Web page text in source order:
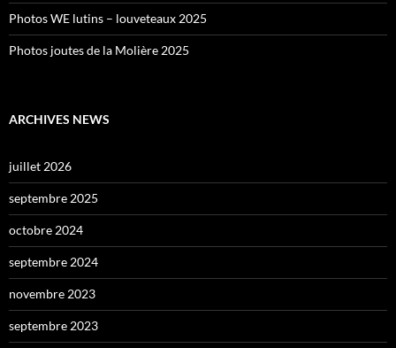
Photos WE lutins – louveteaux 2025
Photos joutes de la Molière 2025
ARCHIVES NEWS
juillet 2026
septembre 2025
octobre 2024
septembre 2024
novembre 2023
septembre 2023